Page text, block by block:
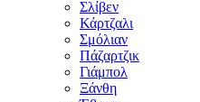
Σλίβεν
Κάρτζαλι
Σμόλιαν
Πάζαρτζικ
Γιάμπολ
Ξάνθη